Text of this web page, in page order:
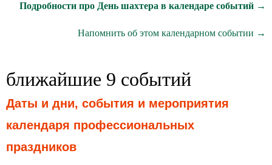
Подробности про День шахтера в календаре событий →
Напомнить об этом календарном событии →
ближайшие 9 событий
Даты и дни, события и мероприятия
календаря профессиональных
праздников